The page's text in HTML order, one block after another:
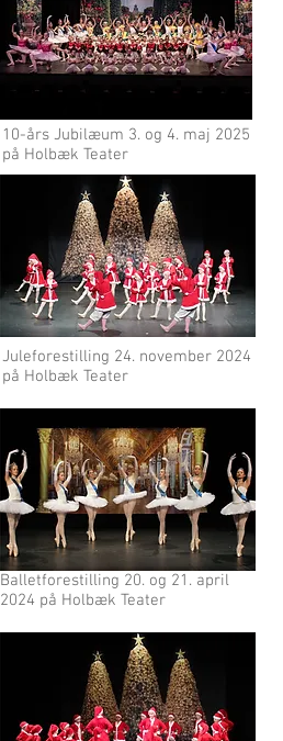
10-års Jubilæum 3. og 4. maj 2025
på Holbæk Teater
Juleforestilling 24. november 2024
på Holbæk Teater
Balletforestilling 20. og 21. april
2024 på Holbæk Teater